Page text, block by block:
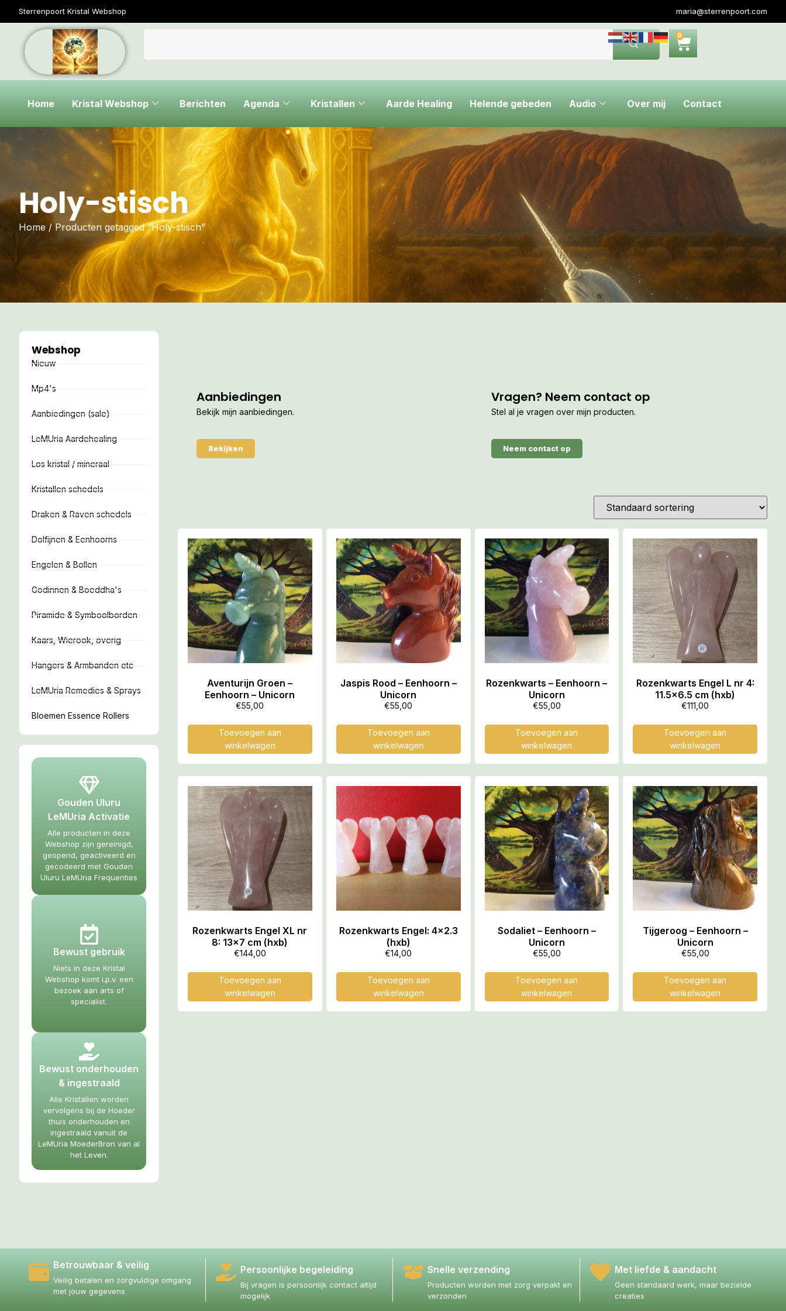
Sterrenpoort Kristal Webshop maria@sterrenpoort.com
0
Home Kristal Webshop Berichten Agenda Kristallen Aarde Healing Helende gebeden Audio Over mij Contact
Holy-stisch
Home / Producten getagged “Holy-stisch”
Webshop
Nieuw
Mp4's
Aanbiedingen (sale)
LeMUria Aardehealing
Los kristal / mineraal
Kristallen schedels
Draken & Raven schedels
Dolfijnen & Eenhoorns
Engelen & Bollen
Godinnen & Boeddha's
Piramide & Symboolborden
Kaars, Wierook, overig
Hangers & Armbanden etc
LeMUria Remedies & Sprays
Bloemen Essence Rollers
Gouden Uluru
LeMUria Activatie
Alle producten in deze
Webshop zijn gereinigd,
geopend, geactiveerd en
gecodeerd met Gouden
Uluru LeMUria Frequenties
Bewust gebruik
Niets in deze Kristal
Webshop komt i.p.v. een
bezoek aan arts of
specialist.
Bewust onderhouden
& ingestraald
Alle Kristallen worden
vervolgens bij de Hoeder
thuis onderhouden en
ingestraald vanuit de
LeMUria MoederBron van al
het Leven.
Aanbiedingen
Bekijk mijn aanbiedingen.
Bekijken
Vragen? Neem contact op
Stel al je vragen over mijn producten.
Neem contact op
Aventurijn Groen –
Eenhoorn – Unicorn
€55,00
Toevoegen aan
winkelwagen
Jaspis Rood – Eenhoorn –
Unicorn
€55,00
Toevoegen aan
winkelwagen
Rozenkwarts – Eenhoorn –
Unicorn
€55,00
Toevoegen aan
winkelwagen
Rozenkwarts Engel L nr 4:
11.5×6.5 cm (hxb)
€111,00
Toevoegen aan
winkelwagen
Rozenkwarts Engel XL nr
8: 13×7 cm (hxb)
€144,00
Toevoegen aan
winkelwagen
Rozenkwarts Engel: 4×2.3
(hxb)
€14,00
Toevoegen aan
winkelwagen
Sodaliet – Eenhoorn –
Unicorn
€55,00
Toevoegen aan
winkelwagen
Tijgeroog – Eenhoorn –
Unicorn
€55,00
Toevoegen aan
winkelwagen
Betrouwbaar & veilig
Veilig betalen en zorgvuldige omgang
met jouw gegevens
Persoonlijke begeleiding
Bij vragen is persoonlijk contact altijd
mogelijk
Snelle verzending
Producten worden met zorg verpakt en
verzonden
Met liefde & aandacht
Geen standaard werk, maar bezielde
creaties